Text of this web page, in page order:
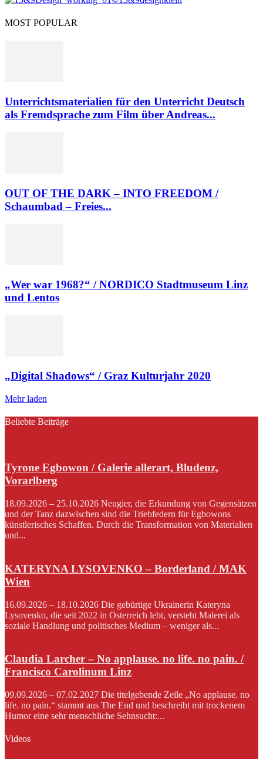
MOST POPULAR
Unterrichtsmaterialien für den Unterricht Deutsch
als Fremdsprache zum Film über Andreas...
OUT OF THE DARK – INTO FREEDOM /
Schaumbad – Freies...
„Wer war 1968?“ / NORDICO Stadtmuseum Linz
und Lentos
„Digital Shadows“ / Graz Kulturjahr 2020
Mehr laden
Beliebte Beiträge
Tyrone Egbowon / Galerie allerart, Bludenz,
Vorarlberg
18.09.2026 – 25.10.2026 Neugier, die Erkundung von Gegensätzen
und der Tanz dazwischen sind die Triebfedern für Egbowons
künstlerisches Schaffen. Durch die Transformation von Materialien
und...
KATERYNA LYSOVENKO – Borderland / MAK
Wien
16.09.2026 – 18.10.2026 Die gebürtige Ukrainerin Kateryna
Lysovenko, die seit 2022 in Österreich lebt, versteht Malerei als
soziale Handlung und politisches Medium – weniger als...
Claudia Larcher – No applause. no life. no pain. /
Francisco Carolinum Linz
09.09.2026 – 07.02.2027 Die titelgebende Zeile „No applause. no
life. no pain.“ stammt aus The End und beschreibt mit trockenem
Humor eine sehr menschliche Sehnsucht:...
Videos